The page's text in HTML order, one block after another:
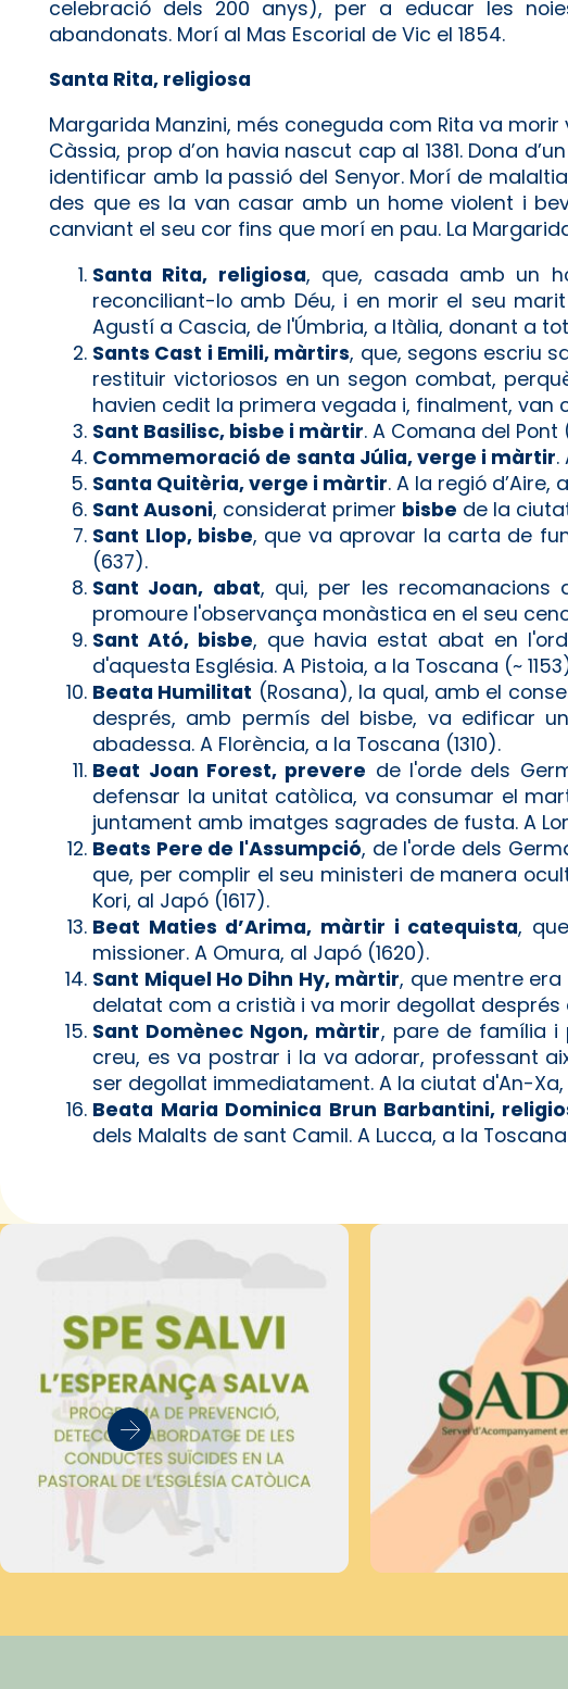
celebració dels 200 anys), per a educar les
abandonats. Morí al Mas Escorial de Vic el 1854.
Santa Rita, religiosa
Margarida Manzini, més coneguda com Rita va
Càssia, prop d’on havia nascut cap al 1381. Dona
identificar amb la passió del Senyor. Morí de
des que es la van casar amb un home violent i
canviant el seu cor fins que morí en pau. La
Santa Rita, religiosa, que, casada amb un
reconciliant-lo amb Déu, i en morir el seu
Agustí a Cascia, de l'Úmbria, a Itàlia, donant a
Sants Cast i Emili, màrtirs, que, segons escriu
restituir victoriosos en un segon combat,
havien cedit la primera vegada i, finalment, van
Sant Basilisc, bisbe i màrtir. A Comana del
Commemoració de santa Júlia, verge i màrtir.
Santa Quitèria, verge i màrtir. A la regió
Sant Ausoni, considerat primer bisbe de la
Sant Llop, bisbe, que va aprovar la carta de
(637).
Sant Joan, abat, qui, per les recomanacions
promoure l'observança monàstica en el seu
Sant Ató, bisbe, que havia estat abat en
d'aquesta Església. A Pistoia, a la Toscana (~
Beata Humilitat (Rosana), la qual, amb el
després, amb permís del bisbe, va edificar
abadessa. A Florència, a la Toscana (1310).
Beat Joan Forest, prevere de l'orde dels
defensar la unitat catòlica, va consumar el
juntament amb imatges sagrades de fusta. A
Beats Pere de l'Assumpció, de l'orde dels
que, per complir el seu ministeri de manera
Kori, al Japó (1617).
Beat Maties d’Arima, màrtir i catequista,
missioner. A Omura, al Japó (1620).
Sant Miquel Ho Dihn Hy, màrtir, que mentre
delatat com a cristià i va morir degollat després
Sant Domènec Ngon, màrtir, pare de família i
creu, es va postrar i la va adorar, professant
ser degollat immediatament. A la ciutat d'An-Xa,
Beata Maria Dominica Brun Barbantini,
dels Malalts de sant Camil. A Lucca, a la